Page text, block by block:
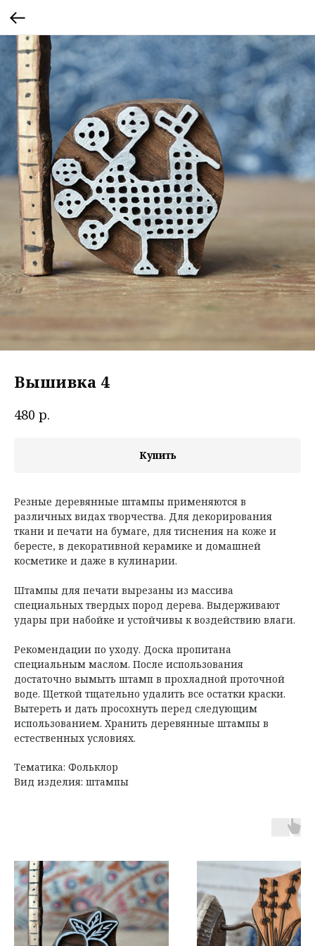
Вышивка 4
480 р.
Купить
Резные деревянные штампы применяются в
различных видах творчества. Для декорирования
ткани и печати на бумаге, для тиснения на коже и
бересте, в декоративной керамике и домашней
косметике и даже в кулинарии.
Штампы для печати вырезаны из массива
специальных твердых пород дерева. Выдерживают
удары при набойке и устойчивы к воздействию влаги.
Рекомендации по уходу. Доска пропитана
специальным маслом. После использования
достаточно вымыть штамп в прохладной проточной
воде. Щеткой тщательно удалить все остатки краски.
Вытереть и дать просохнуть перед следующим
использованием. Хранить деревянные штампы в
естественных условиях.
Тематика: Фольклор
Вид изделия: штампы